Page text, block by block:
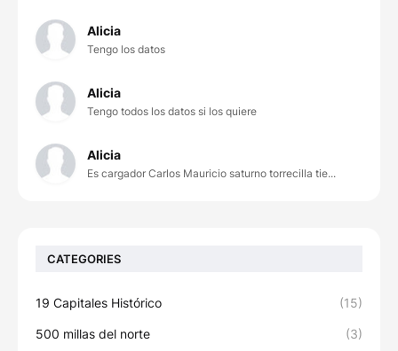
Alicia
Tengo los datos
Alicia
Tengo todos los datos si los quiere
Alicia
Es cargador Carlos Mauricio saturno torrecilla tie...
CATEGORIES
19 Capitales Histórico (15)
500 millas del norte (3)